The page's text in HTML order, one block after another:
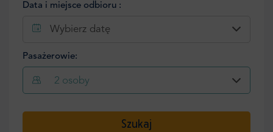
Data i miejsce odbioru :
Wybierz datę
Pasażerowie:
2 osoby
Szukaj